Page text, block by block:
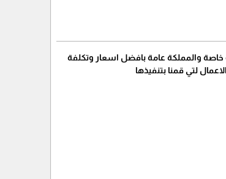
خاصة والمملكة عامة بافضل اسعار وتكلفة
لتي قمنا بتنفيذها